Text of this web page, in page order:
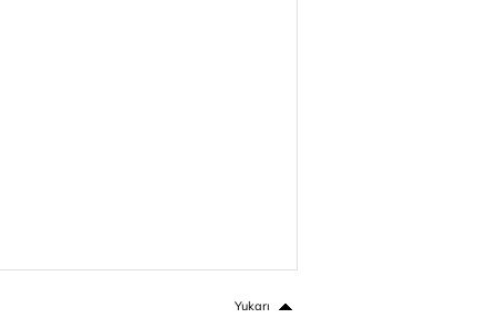
Yukarı